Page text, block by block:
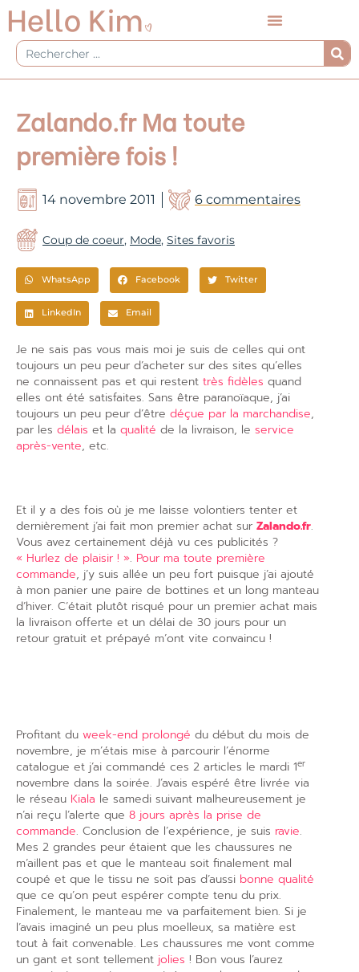
Aller
au
contenu
Rechercher
Zalando.fr Ma toute
première fois !
14 novembre 2011 6 commentaires
Coup de coeur, Mode, Sites favoris
WhatsApp Facebook Twitter
LinkedIn Email
Je ne sais pas vous mais moi je suis de celles qui ont
toujours un peu peur d’acheter sur des sites qu’elles
ne connaissent pas et qui restent très fidèles quand
elles ont été satisfaites. Sans être paranoïaque, j’ai
toujours un peu peur d’être déçue par la marchandise,
par les délais et la qualité de la livraison, le service
après-vente, etc.
Et il y a des fois où je me laisse volontiers tenter et
dernièrement j’ai fait mon premier achat sur Zalando.fr.
Vous avez certainement déjà vu ces publicités ?
« Hurlez de plaisir ! ». Pour ma toute première
commande, j’y suis allée un peu fort puisque j’ai ajouté
à mon panier une paire de bottines et un long manteau
d’hiver. C’était plutôt risqué pour un premier achat mais
la livraison offerte et un délai de 30 jours pour un
retour gratuit et prépayé m’ont vite convaincu !
Profitant du week-end prolongé du début du mois de
novembre, je m’étais mise à parcourir l’énorme
catalogue et j’ai commandé ces 2 articles le mardi 1er
novembre dans la soirée. J’avais espéré être livrée via
le réseau Kiala le samedi suivant malheureusement je
n’ai reçu l’alerte que 8 jours après la prise de
commande. Conclusion de l’expérience, je suis ravie.
Mes 2 grandes peur étaient que les chaussures ne
m’aillent pas et que le manteau soit finalement mal
coupé et que le tissu ne soit pas d’aussi bonne qualité
que ce qu’on peut espérer compte tenu du prix.
Finalement, le manteau me va parfaitement bien. Si je
l’avais imaginé un peu plus moelleux, sa matière est
tout à fait convenable. Les chaussures me vont comme
un gant et sont tellement jolies ! Bon vous l’aurez